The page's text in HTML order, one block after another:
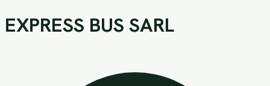
EXPRESS BUS SARL